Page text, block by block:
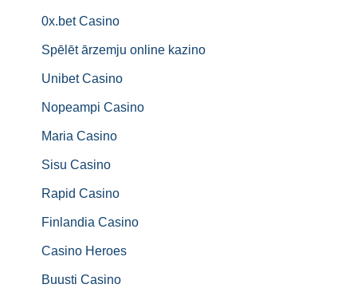
0x.bet Casino
Spēlēt ārzemju online kazino
Unibet Casino
Nopeampi Casino
Maria Casino
Sisu Casino
Rapid Casino
Finlandia Casino
Casino Heroes
Buusti Casino